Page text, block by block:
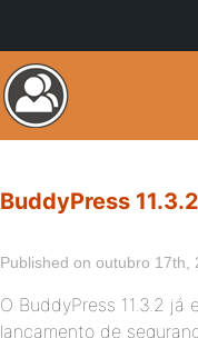
BuddyPress 11.3.2
Published on outubro 17th,
O BuddyPress 11.3.2 já
lançamento de